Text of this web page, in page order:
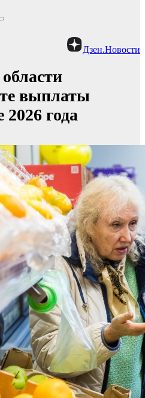
Дзен.Новости
выплаты
года